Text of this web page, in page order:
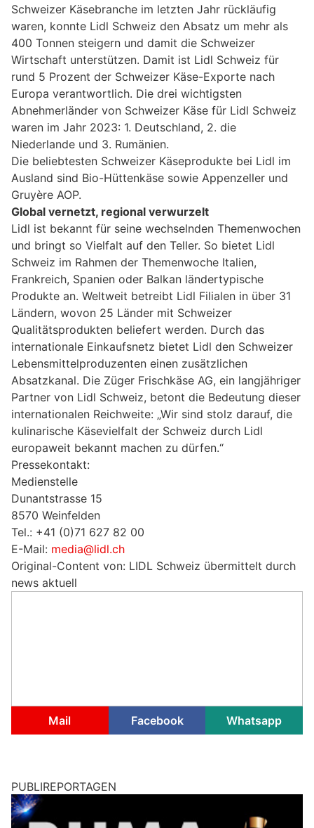
Schweizer Käsebranche im letzten Jahr rückläufig
waren, konnte Lidl Schweiz den Absatz um mehr als
400 Tonnen steigern und damit die Schweizer
Wirtschaft unterstützen. Damit ist Lidl Schweiz für
rund 5 Prozent der Schweizer Käse-Exporte nach
Europa verantwortlich. Die drei wichtigsten
Abnehmerländer von Schweizer Käse für Lidl Schweiz
waren im Jahr 2023: 1. Deutschland, 2. die
Niederlande und 3. Rumänien.
Die beliebtesten Schweizer Käseprodukte bei Lidl im
Ausland sind Bio-Hüttenkäse sowie Appenzeller und
Gruyère AOP.
Global vernetzt, regional verwurzelt
Lidl ist bekannt für seine wechselnden Themenwochen
und bringt so Vielfalt auf den Teller. So bietet Lidl
Schweiz im Rahmen der Themenwoche Italien,
Frankreich, Spanien oder Balkan ländertypische
Produkte an. Weltweit betreibt Lidl Filialen in über 31
Ländern, wovon 25 Länder mit Schweizer
Qualitätsprodukten beliefert werden. Durch das
internationale Einkaufsnetz bietet Lidl den Schweizer
Lebensmittelproduzenten einen zusätzlichen
Absatzkanal. Die Züger Frischkäse AG, ein langjähriger
Partner von Lidl Schweiz, betont die Bedeutung dieser
internationalen Reichweite: „Wir sind stolz darauf, die
kulinarische Käsevielfalt der Schweiz durch Lidl
europaweit bekannt machen zu dürfen.“
Pressekontakt:
Medienstelle
Dunantstrasse 15
8570 Weinfelden
Tel.: +41 (0)71 627 82 00
E-Mail: media@lidl.ch
Original-Content von: LIDL Schweiz übermittelt durch
news aktuell
Mail Facebook Whatsapp
PUBLIREPORTAGEN